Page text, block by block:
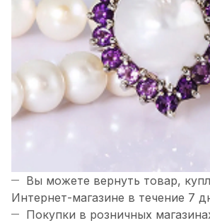
Вы можете вернуть товар,
Интернет-магазине в течение 7
Покупки в розничных